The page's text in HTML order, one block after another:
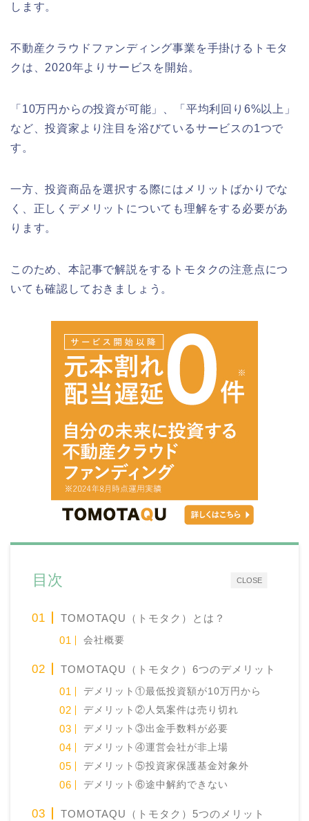
します。
不動産クラウドファンディング事業を手掛けるトモタ
クは、2020年よりサービスを開始。
「10万円からの投資が可能」、「平均利回り6%以上」
など、投資家より注目を浴びているサービスの1つで
す。
一方、投資商品を選択する際にはメリットばかりでな
く、正しくデメリットについても理解をする必要があ
ります。
このため、本記事で解説をするトモタクの注意点につ
いても確認しておきましょう。
CLOSE
目次
TOMOTAQU（トモタク）とは？
会社概要
TOMOTAQU（トモタク）6つのデメリット
デメリット①最低投資額が10万円から
デメリット②人気案件は売り切れ
デメリット③出金手数料が必要
デメリット④運営会社が非上場
デメリット⑤投資家保護基金対象外
デメリット⑥途中解約できない
TOMOTAQU（トモタク）5つのメリット